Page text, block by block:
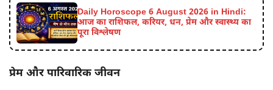
Daily Horoscope 6 August 2026 in Hindi:
आज का राशिफल, करियर, धन, प्रेम और स्वास्थ्य का
पूरा विश्लेषण
प्रेम और पारिवारिक जीवन